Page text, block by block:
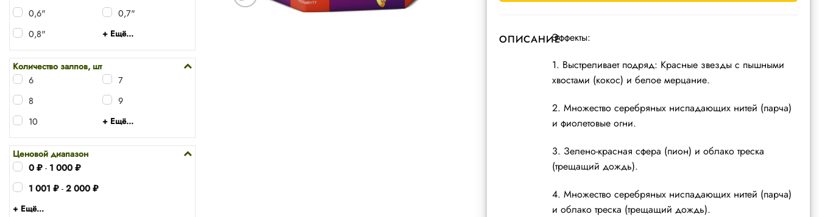
0,6"
0,7"
0,8"
+ Ещё...
Количество залпов, шт
6
7
8
9
10
+ Ещё...
Ценовой диапазон
0 ₽ - 1 000 ₽
1 001 ₽ - 2 000 ₽
+ Ещё...
ОПИСАНИЕЭффекты:
1. Выстреливает подряд: Красные звезды с пышными
хвостами (кокос) и белое мерцание.
2. Множество серебряных ниспадающих нитей (парча)
и фиолетовые огни.
3. Зелено-красная сфера (пион) и облако треска
(трещащий дождь).
4. Множество серебряных ниспадающих нитей (парча)
и облако треска (трещащий дождь).